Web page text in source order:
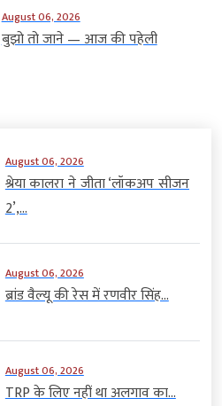
August 06, 2026
बुझो तो जाने — आज की पहेली
August 06, 2026
श्रेया कालरा ने जीता ‘लॉकअप सीजन
2’,...
August 06, 2026
ब्रांड वैल्यू की रेस में रणवीर सिंह...
August 06, 2026
TRP के लिए नहीं था अलगाव का...